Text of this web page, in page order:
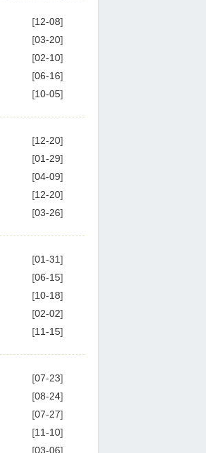
[12-08]
[03-20]
[02-10]
[06-16]
[10-05]
[12-20]
[01-29]
[04-09]
[12-20]
[03-26]
[01-31]
[06-15]
[10-18]
[02-02]
[11-15]
[07-23]
[08-24]
[07-27]
[11-10]
[03-06]